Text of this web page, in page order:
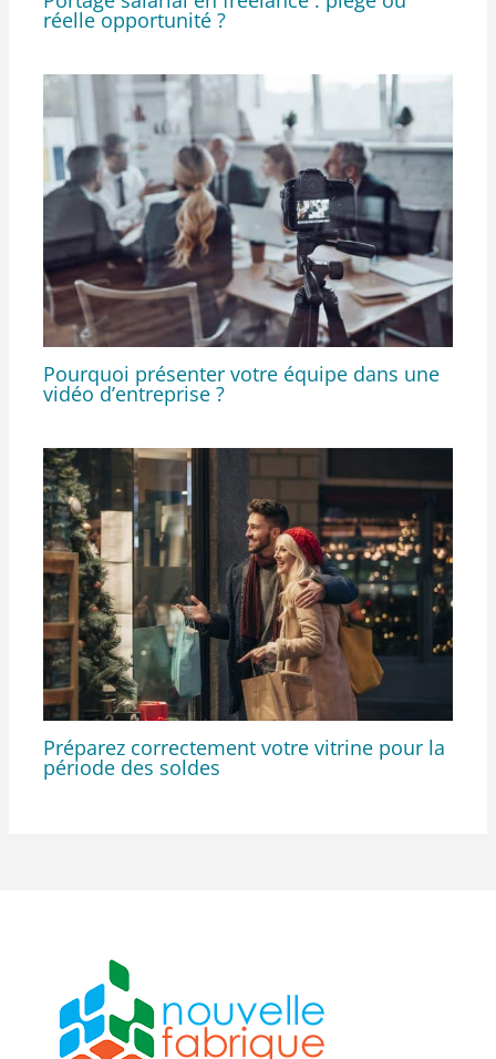
réelle opportunité ?
Pourquoi présenter votre équipe dans une
vidéo d’entreprise ?
Préparez correctement votre vitrine pour la
période des soldes